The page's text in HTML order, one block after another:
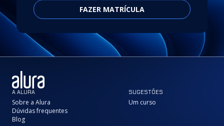
FAZER MATRÍCULA
A ALURA
Sobre a Alura
Dúvidas frequentes
Blog
SUGESTÕES
Um curso